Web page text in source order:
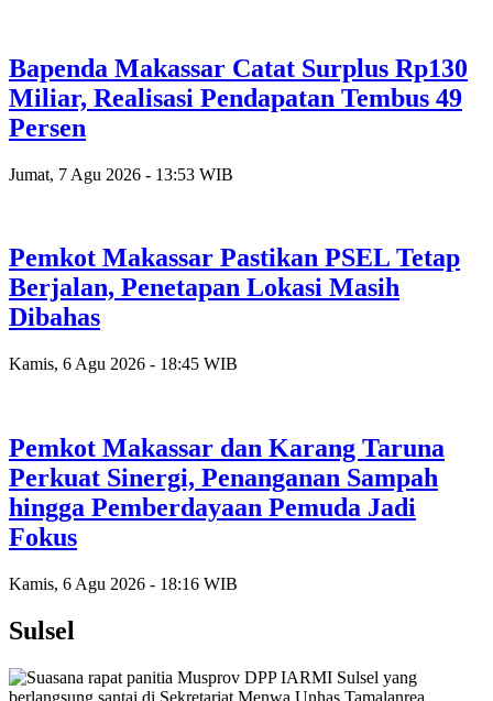
Bapenda Makassar Catat Surplus Rp130
Miliar, Realisasi Pendapatan Tembus 49
Persen
Jumat, 7 Agu 2026 - 13:53 WIB
Pemkot Makassar Pastikan PSEL Tetap
Berjalan, Penetapan Lokasi Masih
Dibahas
Kamis, 6 Agu 2026 - 18:45 WIB
Pemkot Makassar dan Karang Taruna
Perkuat Sinergi, Penanganan Sampah
hingga Pemberdayaan Pemuda Jadi
Fokus
Kamis, 6 Agu 2026 - 18:16 WIB
Sulsel